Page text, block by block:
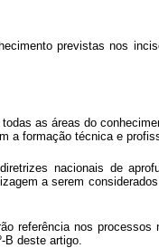
previstas nos
as áreas do
a formação técnica e
nacionais de
a serem
referência nos
B deste artigo.